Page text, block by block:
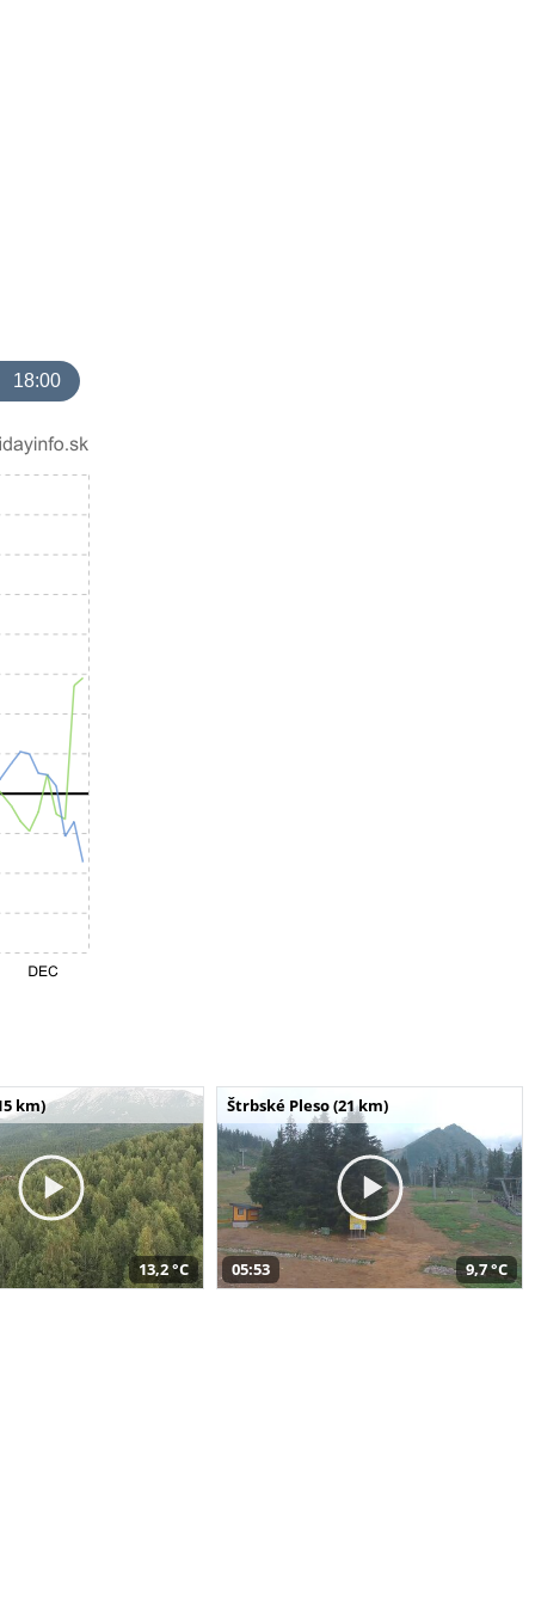
18:00
km)
13,2 °C
Štrbské Pleso (21 km)
05:53 9,7 °C